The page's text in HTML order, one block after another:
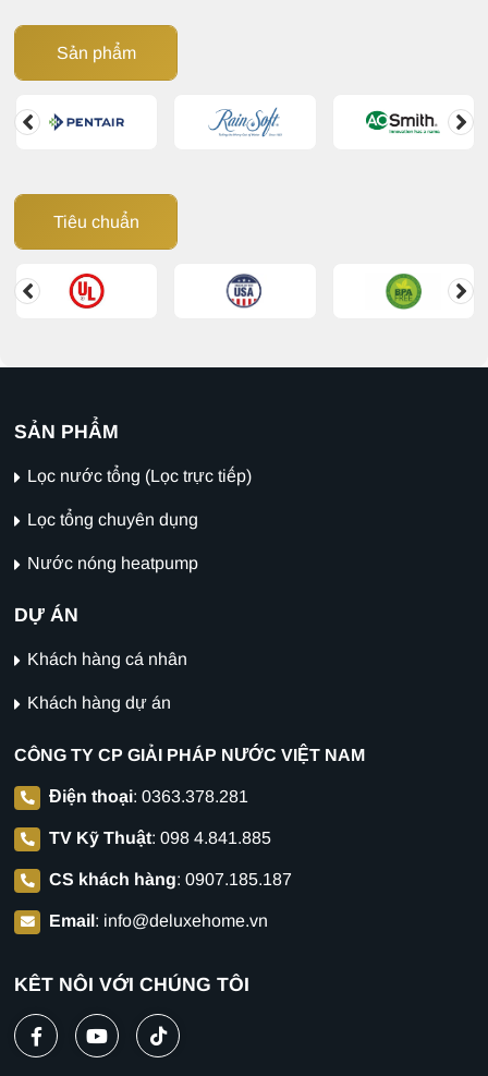
Sản phẩm
Tiêu chuẩn
CÔNG TY CP GIẢI PHÁP NƯỚC VIỆT NAM
Điện thoại: 0363.378.281
TV Kỹ Thuật: 098 4.841.885
CS khách hàng: 0907.185.187
Email: info@deluxehome.vn
SẢN PHẨM
Lọc nước tổng (Lọc trực tiếp)
Lọc tổng chuyên dụng
Nước nóng heatpump
DỰ ÁN
Khách hàng cá nhân
Khách hàng dự án
KẾT NỐI VỚI CHÚNG TÔI